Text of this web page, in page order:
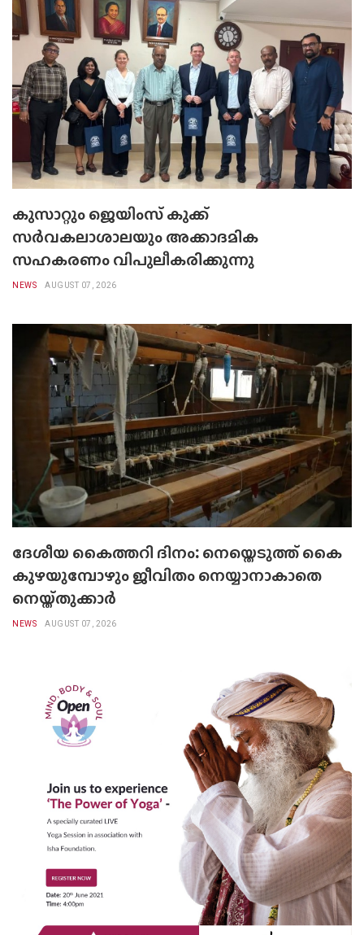
കുസാറ്റും ജെയിംസ് കുക്ക്
സർവകലാശാലയും അക്കാദമിക
സഹകരണം വിപുലീകരിക്കുന്നു
NEWS AUGUST 07, 2026
ദേശീയ കൈത്തറി ദിനം: നെയ്തെടുത്ത് കൈ
കുഴയുമ്പോഴും ജീവിതം നെയ്യാനാകാതെ
നെയ്ത്തുക്കാർ
NEWS AUGUST 07, 2026